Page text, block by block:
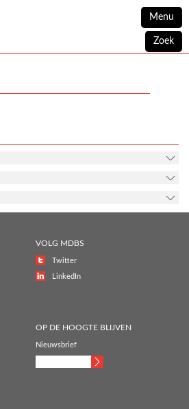
Menu
Zoek
VOLG MDBS
Twitter
LinkedIn
OP DE HOOGTE BLIJVEN
Nieuwsbrief